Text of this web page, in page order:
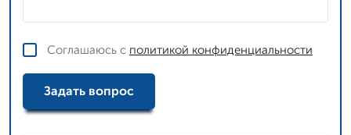
Соглашаюсь с политикой конфиденциальности
Задать вопрос